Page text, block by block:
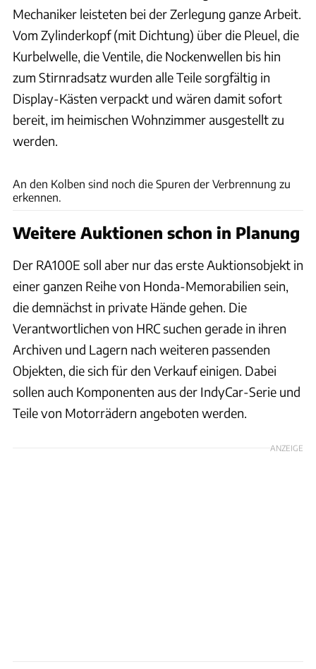
Mechaniker leisteten bei der Zerlegung ganze Arbeit.
Vom Zylinderkopf (mit Dichtung) über die Pleuel, die
Kurbelwelle, die Ventile, die Nockenwellen bis hin
zum Stirnradsatz wurden alle Teile sorgfältig in
Display-Kästen verpackt und wären damit sofort
bereit, im heimischen Wohnzimmer ausgestellt zu
werden.
An den Kolben sind noch die Spuren der Verbrennung zu
erkennen.
Weitere Auktionen schon in Planung
Der RA100E soll aber nur das erste Auktionsobjekt in
einer ganzen Reihe von Honda-Memorabilien sein,
die demnächst in private Hände gehen. Die
Verantwortlichen von HRC suchen gerade in ihren
Archiven und Lagern nach weiteren passenden
Objekten, die sich für den Verkauf einigen. Dabei
sollen auch Komponenten aus der IndyCar-Serie und
Teile von Motorrädern angeboten werden.
ANZEIGE